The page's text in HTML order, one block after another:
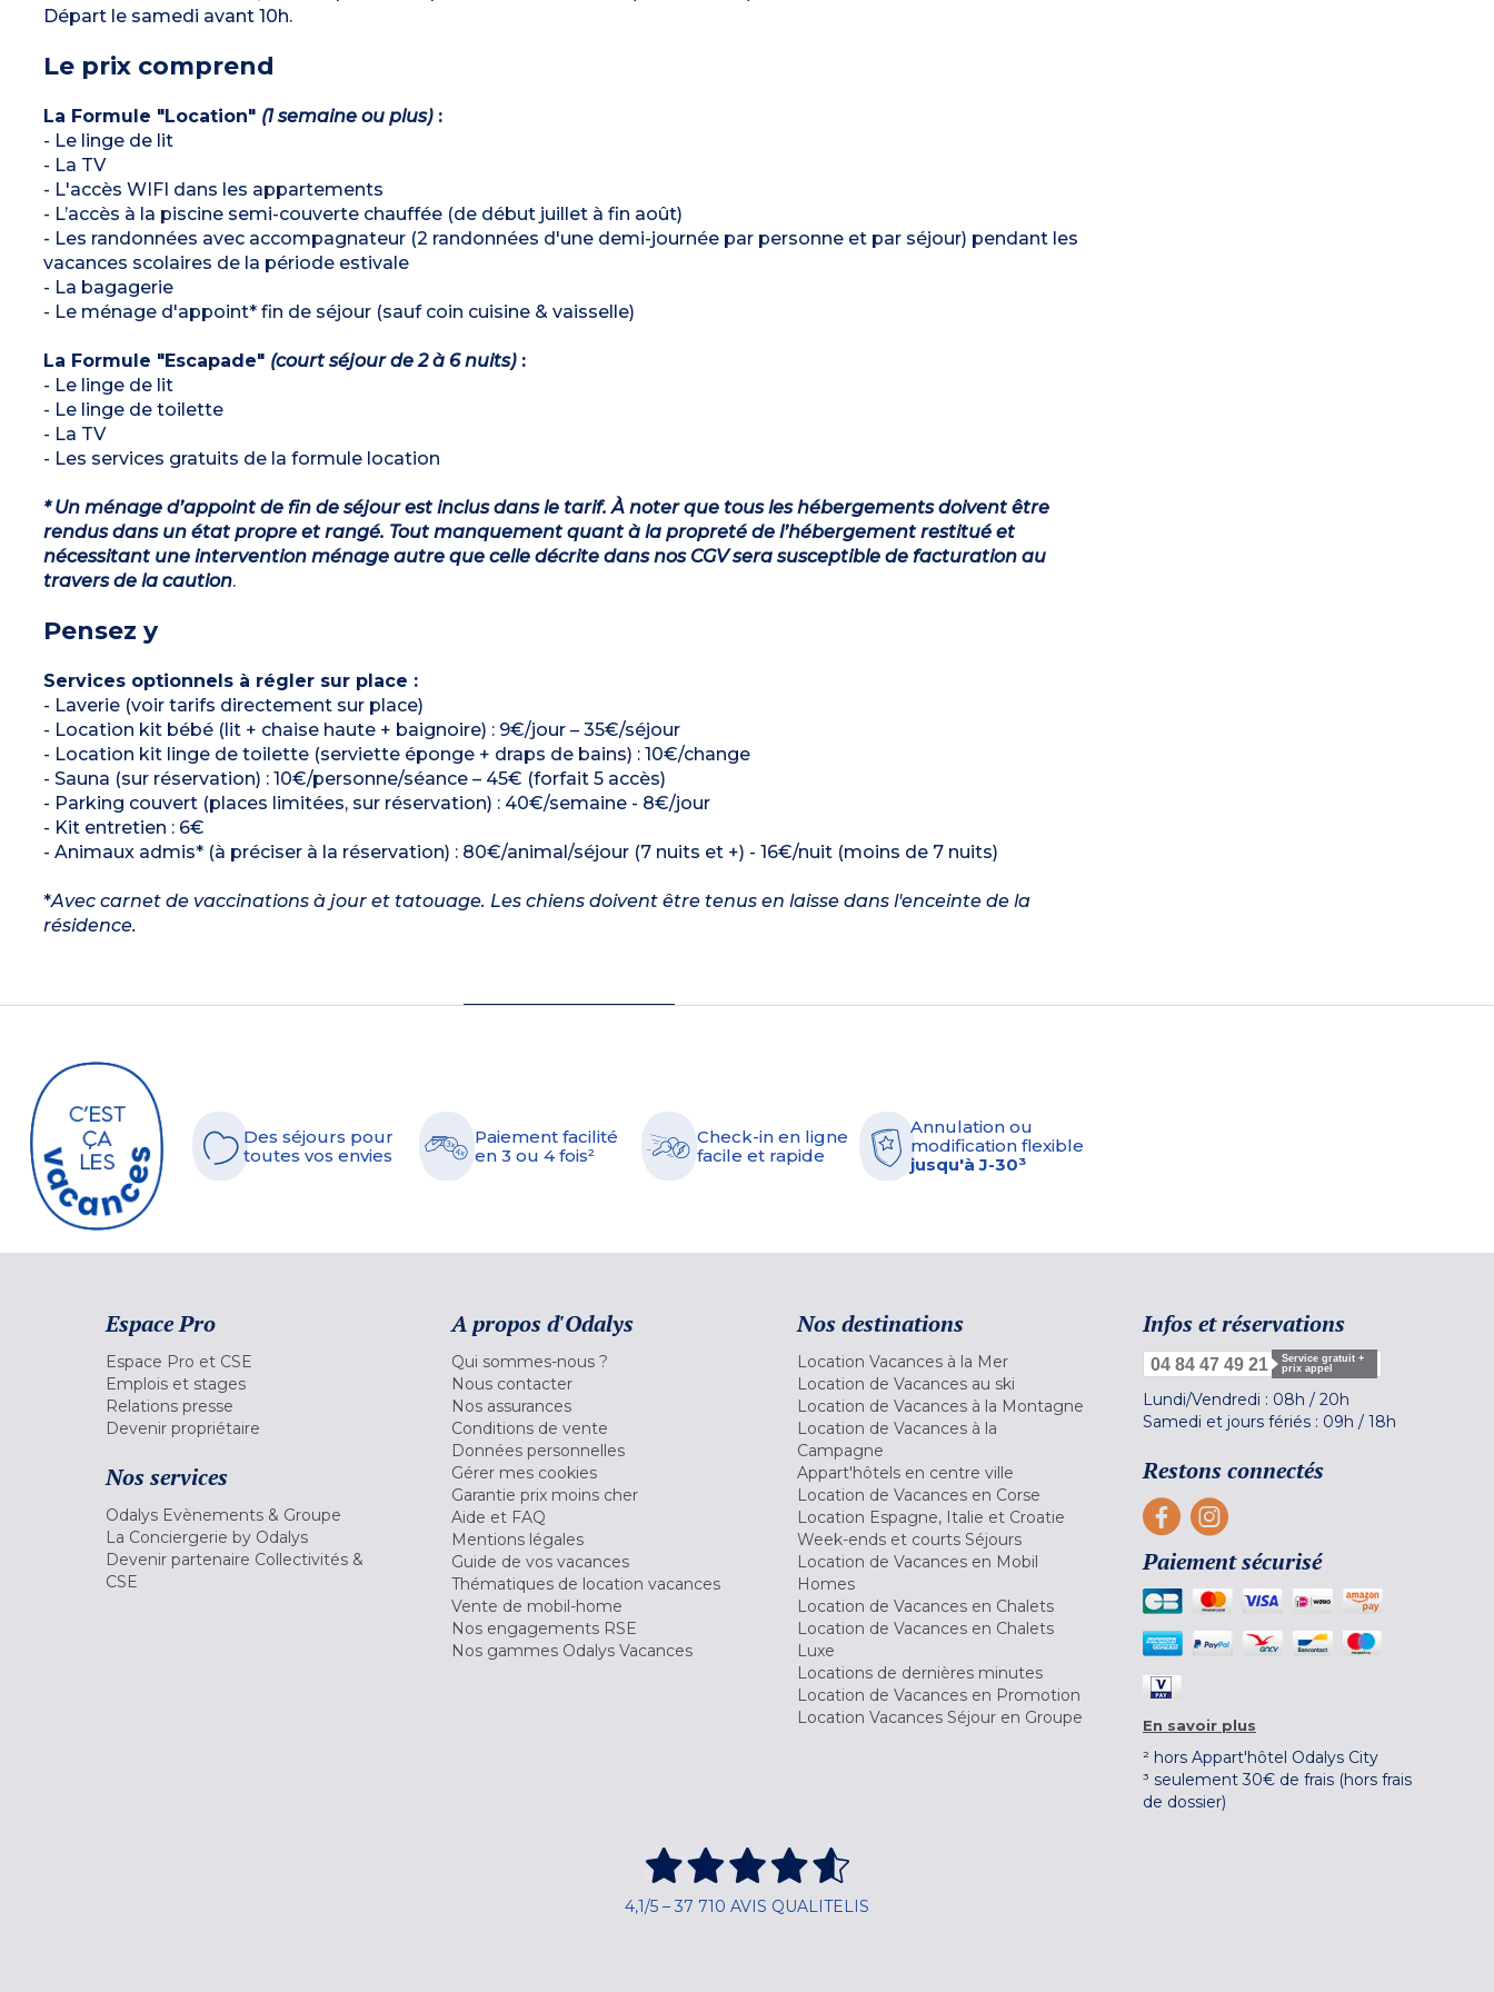
Départ le samedi avant 10h.
Le prix comprend
La Formule "Location" (1 semaine ou plus):
- Le linge de lit
- La TV
- L'accès WIFI dans les appartements
- L’accès à la piscine semi-couverte chauffée (de début juillet à fin août)
- Les randonnées avec accompagnateur (2 randonnées d'une demi-journée par personne et par séjour) pendant les
vacances scolaires de la période estivale
- La bagagerie
- Le ménage d'appoint* fin de séjour (sauf coin cuisine & vaisselle)
La Formule "Escapade" (court séjour de 2 à 6 nuits):
- Le linge de lit
- Le linge de toilette
- La TV
- Les services gratuits de la formule location
* Un ménage d’appoint de fin de séjour est inclus dans le tarif. À noter que tous les hébergements doivent être
rendus dans un état propre et rangé. Tout manquement quant à la propreté de l’hébergement restitué et
nécessitant une intervention ménage autre que celle décrite dans nos CGV sera susceptible de facturation au
travers de la caution.
Pensez y
Services optionnels à régler sur place :
- Laverie (voir tarifs directement sur place)
- Location kit bébé (lit + chaise haute + baignoire) : 9€/jour – 35€/séjour
- Location kit linge de toilette (serviette éponge + draps de bains) : 10€/change
- Sauna (sur réservation) : 10€/personne/séance – 45€ (forfait 5 accès)
- Parking couvert (places limitées, sur réservation) : 40€/semaine - 8€/jour
- Kit entretien : 6€
- Animaux admis* (à préciser à la réservation) : 80€/animal/séjour (7 nuits et +) - 16€/nuit (moins de 7 nuits)
*Avec carnet de vaccinations à jour et tatouage. Les chiens doivent être tenus en laisse dans l'enceinte de la
résidence.
Des séjours pour
toutes vos envies
Paiement facilité
en 3 ou 4 fois²
Check-in en ligne
facile et rapide
Annulation ou
modification flexible
jusqu'à J-30³
Espace Pro
Espace Pro et CSE
Emplois et stages
Relations presse
Devenir propriétaire
Nos services
Odalys Evènements & Groupe
La Conciergerie by Odalys
Devenir partenaire Collectivités &
CSE
A propos d'Odalys
Qui sommes-nous ?
Nous contacter
Nos assurances
Conditions de vente
Données personnelles
Gérer mes cookies
Garantie prix moins cher
Aide et FAQ
Mentions légales
Guide de vos vacances
Thématiques de location vacances
Vente de mobil-home
Nos engagements RSE
Nos gammes Odalys Vacances
Nos destinations
Location Vacances à la Mer
Location de Vacances au ski
Location de Vacances à la Montagne
Location de Vacances à la
Campagne
Appart'hôtels en centre ville
Location de Vacances en Corse
Location Espagne, Italie et Croatie
Week-ends et courts Séjours
Location de Vacances en Mobil
Homes
Location de Vacances en Chalets
Location de Vacances en Chalets
Luxe
Locations de dernières minutes
Location de Vacances en Promotion
Location Vacances Séjour en Groupe
Infos et réservations
04 84 47 49 21
Service gratuit +
prix appel
Lundi/Vendredi : 08h / 20h
Samedi et jours fériés : 09h / 18h
Restons connectés
Paiement sécurisé
En savoir plus
² hors Appart'hôtel Odalys City
³ seulement 30€ de frais (hors frais
de dossier)
4,1/5 – 37 710 AVIS QUALITELIS